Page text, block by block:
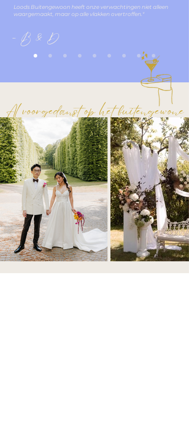
Loods Buitengewoon heeft onze verwachtingen niet alleen
waargemaakt, maar op alle vlakken overtroffen."
- B & D
Al voorgedanst op het buitengewone